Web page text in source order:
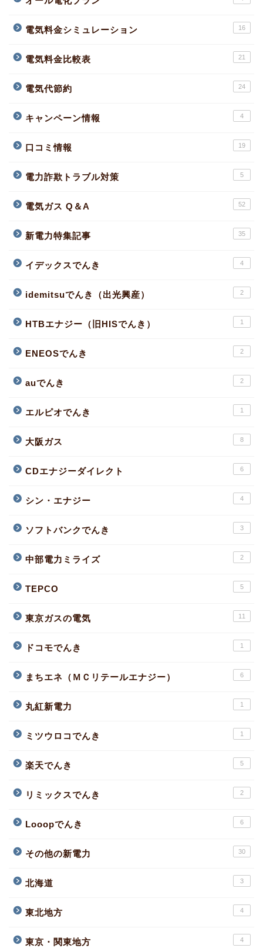
電気料金シミュレーション 16
電気料金比較表 21
電気代節約 24
キャンペーン情報 4
口コミ情報 19
電力詐欺トラブル対策 5
電気ガス Q＆A 52
新電力特集記事 35
イデックスでんき 4
idemitsuでんき（出光興産） 2
HTBエナジー（旧HISでんき） 1
ENEOSでんき 2
auでんき 2
エルピオでんき 1
大阪ガス 8
CDエナジーダイレクト 6
シン・エナジー 4
ソフトバンクでんき 3
中部電力ミライズ 2
TEPCO 5
東京ガスの電気 11
ドコモでんき 1
まちエネ（ＭＣリテールエナジー） 6
丸紅新電力 1
ミツウロコでんき 1
楽天でんき 5
リミックスでんき 2
Looopでんき 6
その他の新電力 30
北海道 3
東北地方 4
東京・関東地方 4